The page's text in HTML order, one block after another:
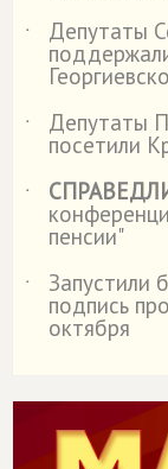
˙
Депутаты
˙
Депутаты
посетили
˙
пенсии"
˙
Запустили
подпись
октября